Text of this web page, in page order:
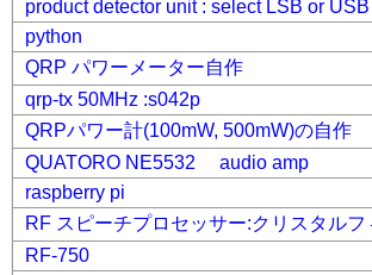
product detector unit : select LSB or
python
QRP パワーメーター自作
qrp-tx 50MHz :s042p
QRPパワー計(100mW, 500mW)の自作
QUATORO NE5532 audio amp
raspberry pi
RF スピーチプロセッサー:クリスタルフ
RF-750